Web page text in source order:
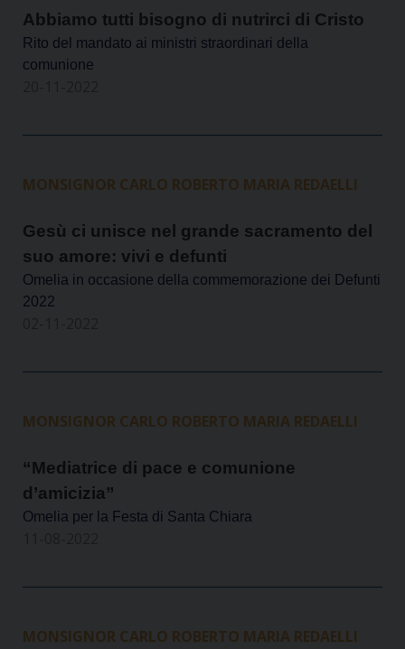
Abbiamo tutti bisogno di nutrirci di Cristo
Rito del mandato ai ministri straordinari della
comunione
MONSIGNOR CARLO ROBERTO MARIA REDAELLI
Gesù ci unisce nel grande sacramento del
suo amore: vivi e defunti
Omelia in occasione della commemorazione dei Defunti
2022
MONSIGNOR CARLO ROBERTO MARIA REDAELLI
“Mediatrice di pace e comunione
d’amicizia”
Omelia per la Festa di Santa Chiara
MONSIGNOR CARLO ROBERTO MARIA REDAELLI